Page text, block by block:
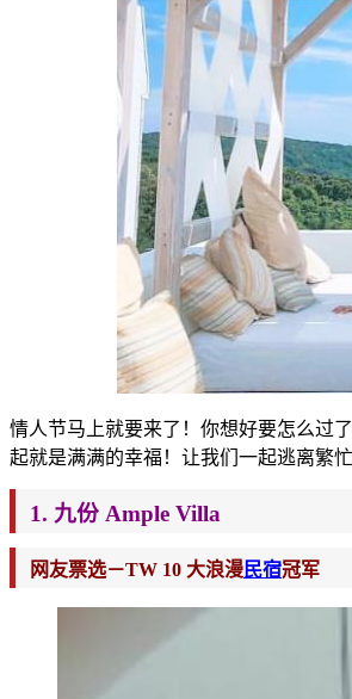
情人节马上就要来了！你想好要怎么过
起就是满满的幸福！让我们一起逃离繁
1. 九份 Ample Villa
网友票选－TW 10 大浪漫民宿冠军